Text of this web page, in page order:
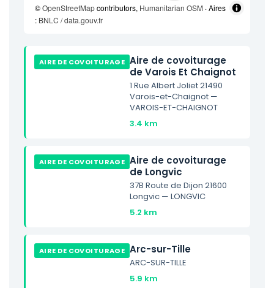
©OpenStreetMapcontributors, Humanitarian OSM · Aires
: BNLC / data.gouv.fr
AIRE DE COVOITURAGE Aire de covoiturage
de Varois Et Chaignot
1 Rue Albert Joliet 21490
Varois-et-Chaignot —
VAROIS-ET-CHAIGNOT
3.4 km
AIRE DE COVOITURAGE Aire de covoiturage
de Longvic
37B Route de Dijon 21600
Longvic — LONGVIC
5.2 km
AIRE DE COVOITURAGE Arc-sur-Tille
ARC-SUR-TILLE
5.9 km